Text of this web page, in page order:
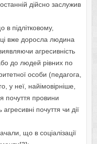
дійсно заслужив
підлітковому,
вже доросла людина
агресивність
до людей рівних по
особи (педагога,
у неї, найімовірніше,
почуття провини
почуття чи дії
що в соціалізації